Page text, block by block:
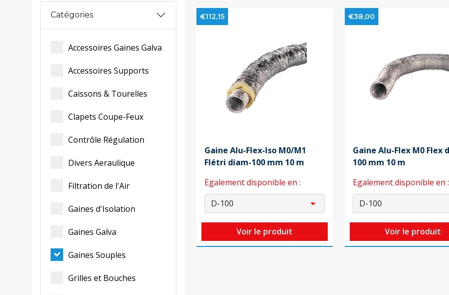
Catégories
Accessoires Gaines Galva
Accessoires Supports
Caissons & Tourelles
Clapets Coupe-Feux
Contrôle Régulation
Divers Aeraulique
Filtration de l'Air
Gaines d'Isolation
Gaines Galva
Gaines Souples
Grilles et Bouches
€112,15
Gaine Alu-Flex-Iso M0/M1
Flétri diam-100 mm 10 m
Egalement disponible en :
Voir le produit
€38,00
Gaine Alu-Flex M0 Flex
100 mm 10 m
Egalement disponible en :
Voir le produit